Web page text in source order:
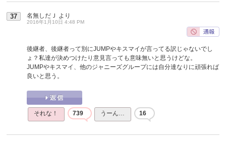
37 名無しだＪ より
2016年1月10日 4:48 PM
後継者、後継者って別にJUMPやキスマイが言ってる訳じゃないでし
ょ？私達が決めつけたり意見言っても意味無いと思うけどな。
JUMPやキスマイ、他のジャニーズグループには自分達なりに頑張れば
良いと思う。
それな！ 739 うーん… 16